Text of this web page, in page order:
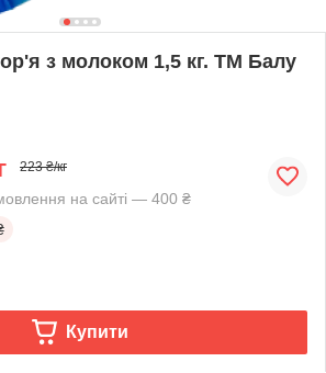
з молоком 1,5 кг. ТМ Балу
223 ₴/кг
на сайті — 400 ₴
Купити